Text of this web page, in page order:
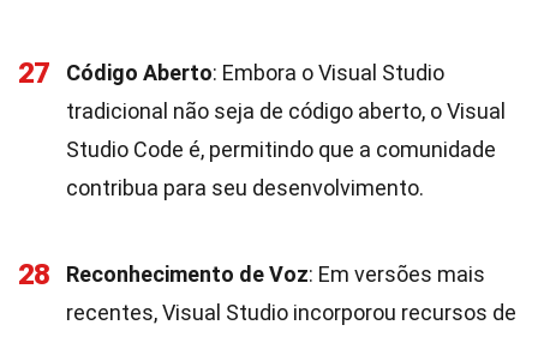
27 Código Aberto: Embora o Visual Studio
tradicional não seja de código aberto, o Visual
Studio Code é, permitindo que a comunidade
contribua para seu desenvolvimento.
28 Reconhecimento de Voz: Em versões mais
recentes, Visual Studio incorporou recursos de